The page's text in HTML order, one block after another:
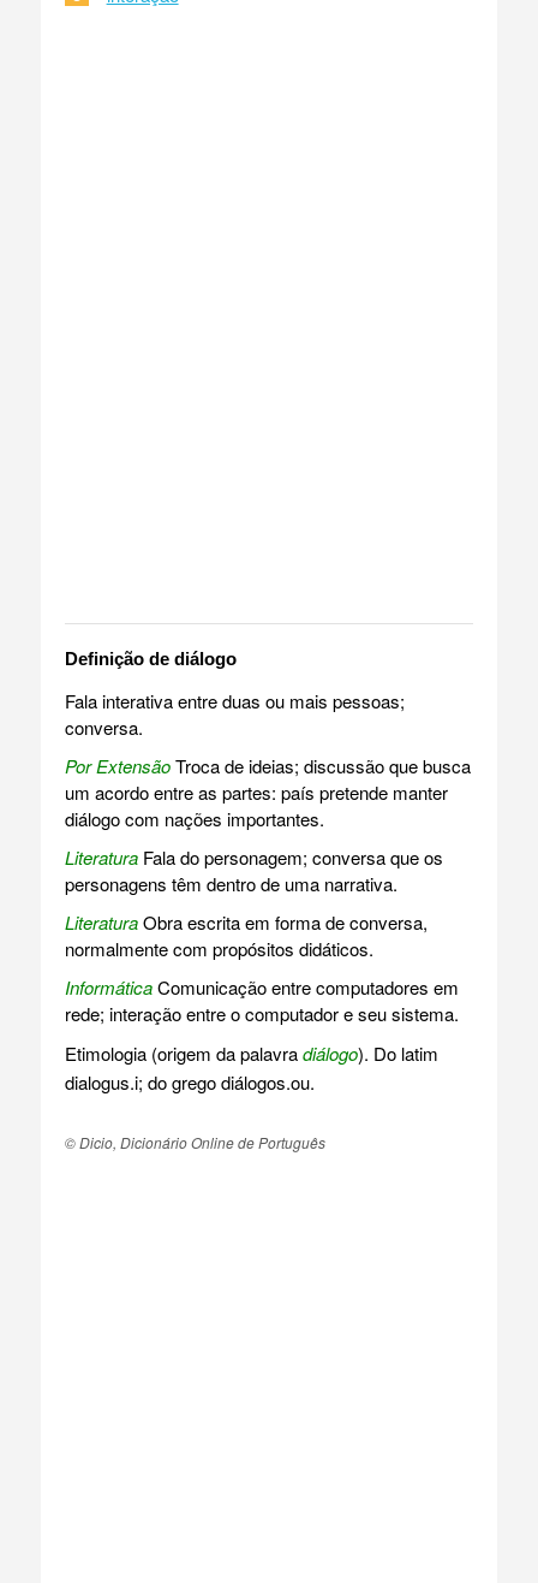
Definição de diálogo
Fala interativa entre duas ou mais pessoas;
conversa.
Por ExtensãoTroca de ideias; discussão que busca
um acordo entre as partes: país pretende manter
diálogo com nações importantes.
LiteraturaFala do personagem; conversa que os
personagens têm dentro de uma narrativa.
LiteraturaObra escrita em forma de conversa,
normalmente com propósitos didáticos.
InformáticaComunicação entre computadores em
rede; interação entre o computador e seu sistema.
Etimologia (origem da palavradiálogo). Do latim
dialogus.i; do grego diálogos.ou.
© Dicio, Dicionário Online de Português